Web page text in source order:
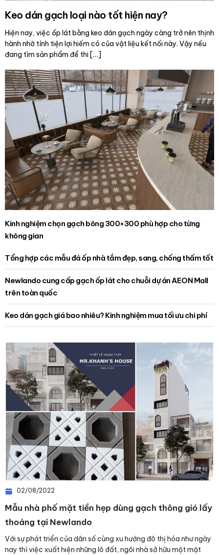
Keo dán gạch loại nào tốt hiện nay?
Hiện nay, việc ốp lát bằng keo dán gạch ngày càng trở nên thịnh
hành nhờ tính tiện lợi hiếm có của vật liệu kết nối này. Vậy nếu
đang tìm sản phẩm để thi […]
Kinh nghiệm chọn gạch bông 300×300 phù hợp cho từng
không gian
Tổng hợp các mẫu đá ốp nhà tắm đẹp, sang, chống thấm tốt
Newlando cung cấp gạch ốp lát cho chuỗi dự án AEON Mall
trên toàn quốc
Keo dán gạch giá bao nhiêu? Kinh nghiệm mua tối ưu chi phí
02/08/2022
Mẫu nhà phố mặt tiền hẹp dùng gạch thông gió lấy
thoáng tại Newlando
Với sự phát triển của dân số cùng xu hướng đô thị hóa như ngày
nay thì việc xuất hiện những lô đất, ngôi nhà sở hữu một mặt